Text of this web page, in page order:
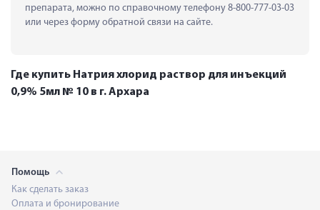
препарата, можно по справочному телефону 8-800-777-03-03
или через форму обратной связи на сайте.
Где купить Натрия хлорид раствор для инъекций
0,9% 5мл № 10 в г. Архара
Помощь
Как сделать заказ
Оплата и бронирование